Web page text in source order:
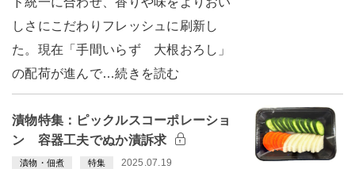
しさにこだわりフレッシュに刷新し
た。現在「手間いらず 大根おろし」
の配荷が進んで…続きを読む
漬物特集：ピックルスコーポレーショ
ン 容器工夫でぬか漬訴求
漬物・佃煮 特集 2025.07.19